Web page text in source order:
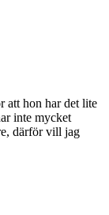
att hon har det lite
inte mycket
därför vill jag